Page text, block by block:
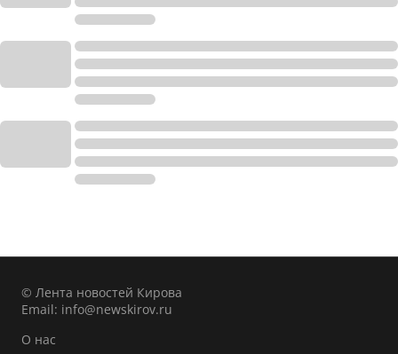
© Лента новостей Кирова
Email: info@newskirov.ru
О нас